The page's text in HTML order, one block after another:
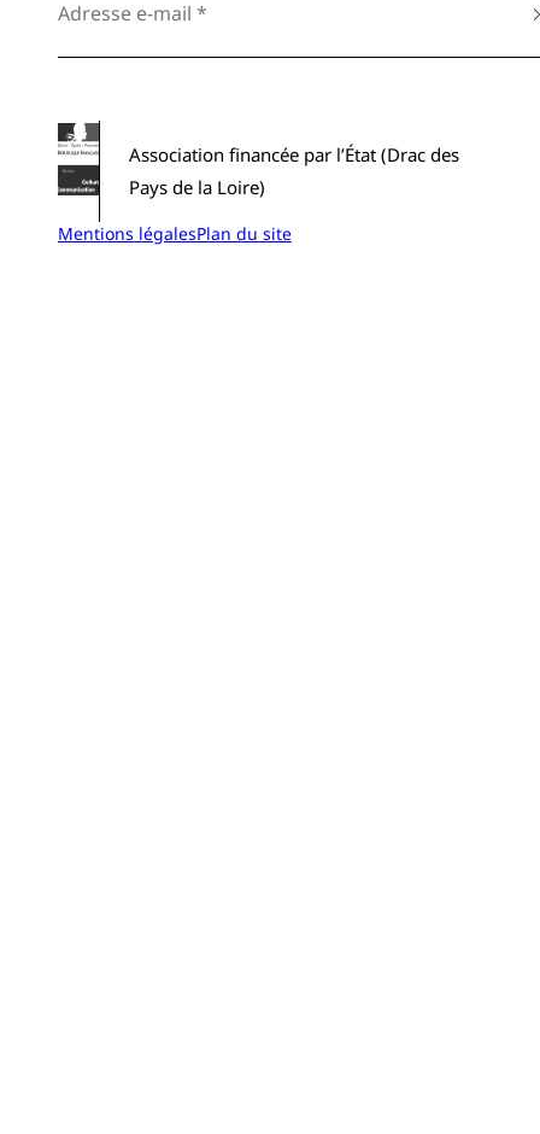
Association financée par l’État (Drac des
Pays de la Loire)
Mentions légalesPlan du site